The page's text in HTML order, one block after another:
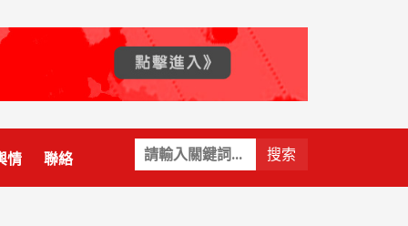
關
鍵
字:
情 聯絡